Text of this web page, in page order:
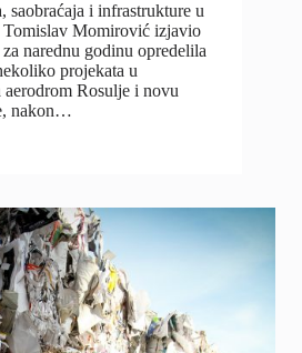
saobraćaja i infrastrukture u
Momirović izjavio
narednu godinu opredelila
projekata u
aerodrom Rosulje i novu
nakon…